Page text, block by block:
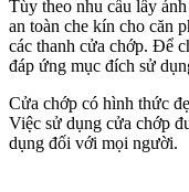
Tùy theo nhu cầu lấy
an toàn che kín cho căn
các thanh cửa chớp. Để
đáp ứng mục đích sử
Cửa chớp có hình thức
Việc sử dụng cửa chớp
dụng đối với mọi người.